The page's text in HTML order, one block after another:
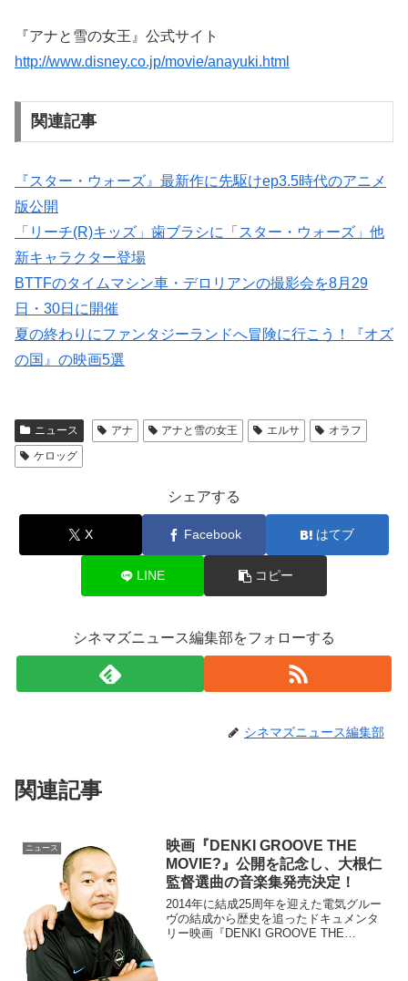
『アナと雪の女王』公式サイト
http://www.disney.co.jp/movie/anayuki.html
関連記事
『スター・ウォーズ』最新作に先駆けep3.5時代のアニメ
版公開
「リーチ(R)キッズ」歯ブラシに「スター・ウォーズ」他
新キャラクター登場
BTTFのタイムマシン車・デロリアンの撮影会を8月29
日・30日に開催
夏の終わりにファンタジーランドへ冒険に行こう！『オズ
の国』の映画5選
ニュース アナ アナと雪の女王 エルサ
オラフ
ケロッグ
シェアする
X Facebook はてブ
LINE コピー
シネマズニュース編集部をフォローする
シネマズニュース編集部
関連記事
ニュース
映画『DENKI GROOVE THE
MOVIE?』公開を記念し、大根仁
監督選曲の音楽集発売決定！
2014年に結成25周年を迎えた電気グルー
ヴの結成から歴史を追ったドキュメンタ
リー映画『DENKI GROOVE THE